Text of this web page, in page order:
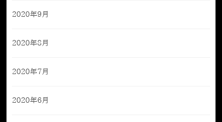
2020年9月
2020年8月
2020年7月
2020年6月